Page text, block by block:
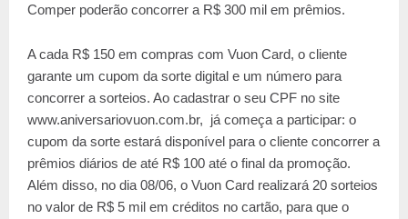
Comper poderão concorrer a R$ 300 mil em prêmios.
A cada R$ 150 em compras com Vuon Card, o cliente
garante um cupom da sorte digital e um número para
concorrer a sorteios. Ao cadastrar o seu CPF no site
www.aniversariovuon.com.br, já começa a participar: o
cupom da sorte estará disponível para o cliente concorrer a
prêmios diários de até R$ 100 até o final da promoção.
Além disso, no dia 08/06, o Vuon Card realizará 20 sorteios
no valor de R$ 5 mil em créditos no cartão, para que o